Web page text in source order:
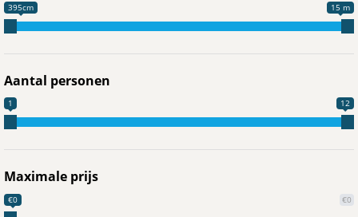
395cm 15 m
Aantal personen
1 12
Maximale prijs
€0
€0